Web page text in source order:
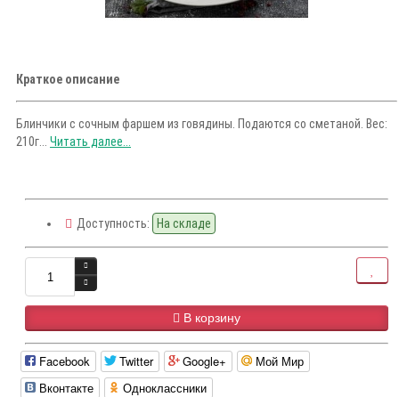
Краткое описание
Блинчики с сочным фаршем из говядины. Подаются со сметаной. Вес:
210г... Читать далее...
Доступность: На складе
В корзину
Facebook Twitter Google+
Мой Мир
Вконтакте
Одноклассники